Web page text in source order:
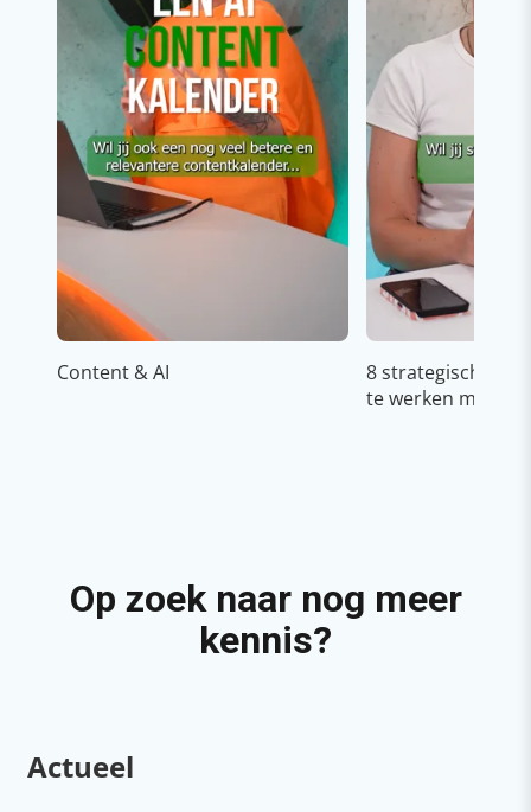
Content & AI
8 strategische
te werken met
Op zoek naar nog meer
kennis?
Actueel